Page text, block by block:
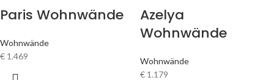
Paris Wohnwände
Wohnwände
€ 1.469
Azelya
Wohnwände
Wohnwände
€ 1.179